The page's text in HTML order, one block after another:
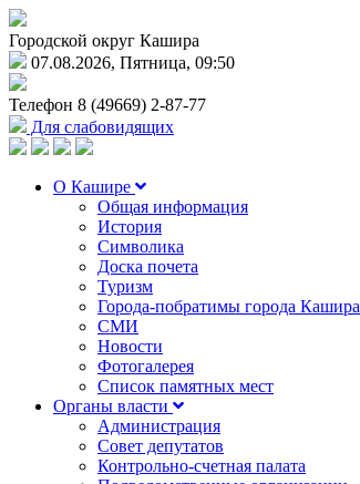
Городской округ Кашира
07.08.2026, Пятница, 09:50
Телефон 8 (49669) 2-87-77
Для слабовидящих
О Кашире
Общая информация
История
Символика
Доска почета
Туризм
Города-побратимы города Кашира
СМИ
Новости
Фотогалерея
Список памятных мест
Органы власти
Администрация
Совет депутатов
Контрольно-счетная палата